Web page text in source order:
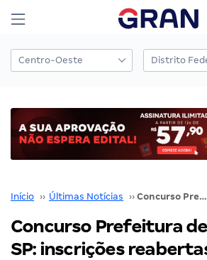
Início ›› Últimas Notícias ›› Concurso Prefeitura de Monte Alto SP: inscrições reabertas! VEJA!
Concurso Prefeitura
SP: inscrições